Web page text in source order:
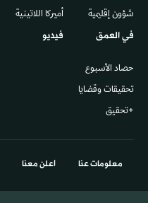
شؤون إقليمية أميركا اللاتينية
في العمق
حصاد الأسبوع
تحقيقات وقضايا
+تحقيق
فيديو
معلومات عنا اعلن معنا